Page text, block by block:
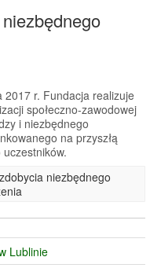
r. Fundacja realizuje
społeczno-zawodowej
i niezbędnego
na przyszłą
niezbędnego
Lublinie